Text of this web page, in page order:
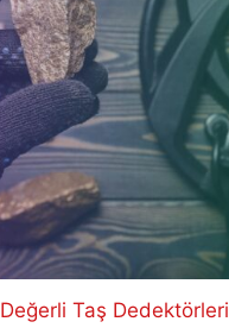
Değerli Taş Dedektörleri